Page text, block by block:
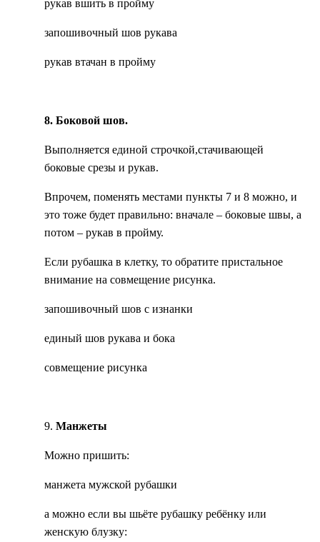
рукав вшить в пройму
запошивочный шов рукава
рукав втачан в пройму
8. Боковой шов.
Выполняется единой строчкой,стачивающей
боковые срезы и рукав.
Впрочем, поменять местами пункты 7 и 8 можно, и
это тоже будет правильно: вначале – боковые швы, а
потом – рукав в пройму.
Если рубашка в клетку, то обратите пристальное
внимание на совмещение рисунка.
запошивочный шов с изнанки
единый шов рукава и бока
совмещение рисунка
9. Манжеты
Можно пришить:
манжета мужской рубашки
а можно если вы шьёте рубашку ребёнку или
женскую блузку: